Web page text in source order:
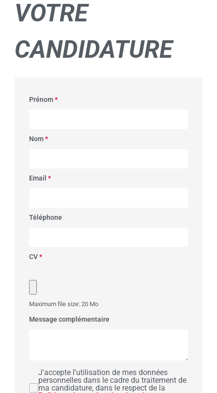
VOTRE
CANDIDATURE
Prénom*
Nom*
Email *
Téléphone
CV*
Maximum file size: 20 Mo
Message complémentaire
J'accepte l'utilisation de mes données
personnelles dans le cadre du traitement de
ma candidature, dans le respect de la